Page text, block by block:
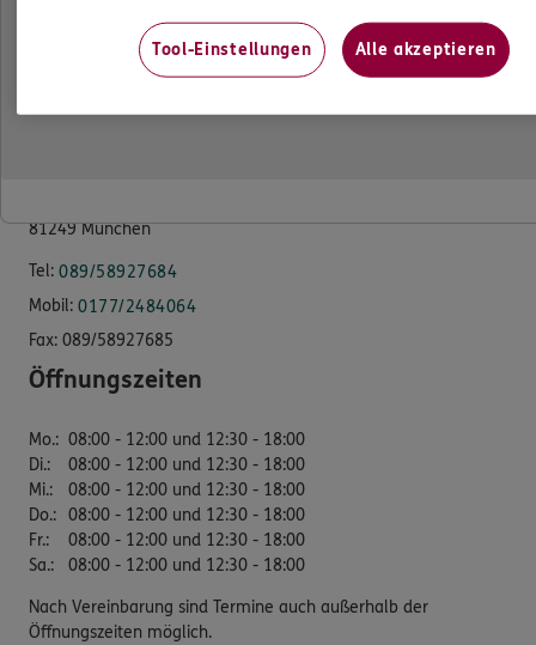
81249 München
Tel: 089/58927684
Mobil: 0177/2484064
Fax: 089/58927685
Öffnungszeiten
Mo.: 08:00 - 12:00 und 12:30 - 18:00
Di.:
08:00 - 12:00 und 12:30 - 18:00
Mi.:
08:00 - 12:00 und 12:30 - 18:00
Do.: 08:00 - 12:00 und 12:30 - 18:00
Fr.:
08:00 - 12:00 und 12:30 - 18:00
Sa.: 08:00 - 12:00 und 12:30 - 18:00
Nach Vereinbarung sind Termine auch außerhalb der
Öffnungszeiten möglich.
Tool-Einstellungen Alle akzeptieren